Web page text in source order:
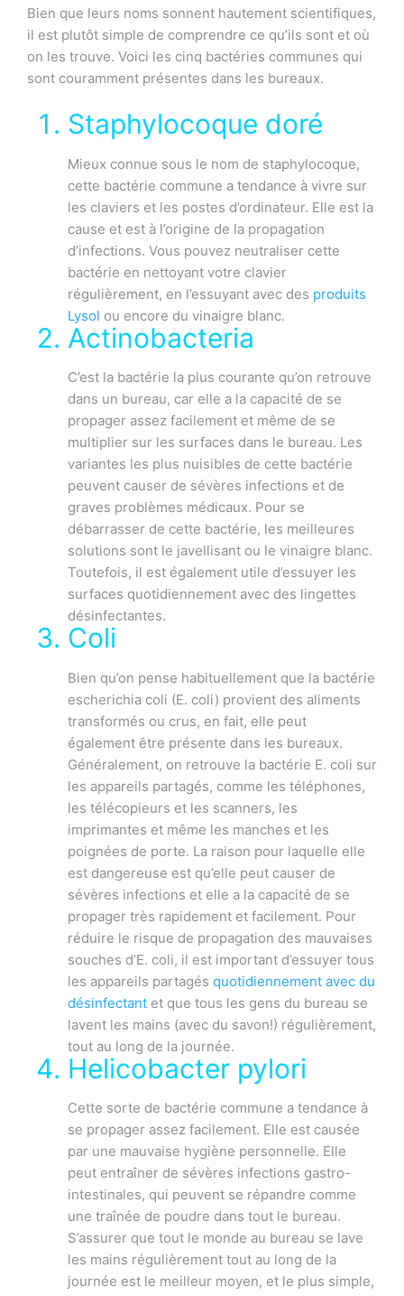
Bien que leurs noms sonnent hautement scientifiques,
il est plutôt simple de comprendre ce qu’ils sont et où
on les trouve. Voici les cinq bactéries communes qui
sont couramment présentes dans les bureaux.
Staphylocoque doré
Mieux connue sous le nom de staphylocoque,
cette bactérie commune a tendance à vivre sur
les claviers et les postes d’ordinateur. Elle est la
cause et est à l’origine de la propagation
d’infections. Vous pouvez neutraliser cette
bactérie en nettoyant votre clavier
régulièrement, en l’essuyant avec des produits
Lysol ou encore du vinaigre blanc.
Actinobacteria
C’est la bactérie la plus courante qu’on retrouve
dans un bureau, car elle a la capacité de se
propager assez facilement et même de se
multiplier sur les surfaces dans le bureau. Les
variantes les plus nuisibles de cette bactérie
peuvent causer de sévères infections et de
graves problèmes médicaux. Pour se
débarrasser de cette bactérie, les meilleures
solutions sont le javellisant ou le vinaigre blanc.
Toutefois, il est également utile d’essuyer les
surfaces quotidiennement avec des lingettes
désinfectantes.
Coli
Bien qu’on pense habituellement que la bactérie
escherichia coli (E. coli) provient des aliments
transformés ou crus, en fait, elle peut
également être présente dans les bureaux.
Généralement, on retrouve la bactérie E. coli sur
les appareils partagés, comme les téléphones,
les télécopieurs et les scanners, les
imprimantes et même les manches et les
poignées de porte. La raison pour laquelle elle
est dangereuse est qu’elle peut causer de
sévères infections et elle a la capacité de se
propager très rapidement et facilement. Pour
réduire le risque de propagation des mauvaises
souches d’E. coli, il est important d’essuyer tous
les appareils partagés quotidiennement avec du
désinfectant et que tous les gens du bureau se
lavent les mains (avec du savon!) régulièrement,
tout au long de la journée.
Helicobacter pylori
Cette sorte de bactérie commune a tendance à
se propager assez facilement. Elle est causée
par une mauvaise hygiène personnelle. Elle
peut entraîner de sévères infections gastro-
intestinales, qui peuvent se répandre comme
une traînée de poudre dans tout le bureau.
S’assurer que tout le monde au bureau se lave
les mains régulièrement tout au long de la
journée est le meilleur moyen, et le plus simple,